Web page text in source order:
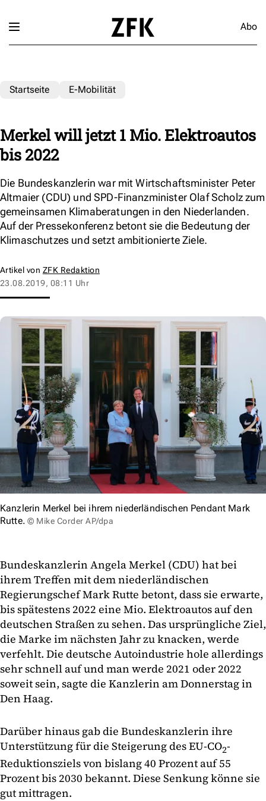
Abo
Startseite E-Mobilität
Merkel will jetzt 1 Mio. Elektroautos
bis 2022
Die Bundeskanzlerin war mit Wirtschaftsminister Peter
Altmaier (CDU) und SPD-Finanzminister Olaf Scholz zum
gemeinsamen Klimaberatungen in den Niederlanden.
Auf der Pressekonferenz betont sie die Bedeutung der
Klimaschutzes und setzt ambitionierte Ziele.
Artikel von ZFK Redaktion
23.08.2019, 08:11 Uhr
Kanzlerin Merkel bei ihrem niederländischen Pendant Mark
Rutte. © Mike Corder AP/dpa
Bundeskanzlerin Angela Merkel (CDU) hat bei
ihrem Treffen mit dem niederländischen
Regierungschef Mark Rutte betont, dass sie erwarte,
bis spätestens 2022 eine Mio. Elektroautos auf den
deutschen Straßen zu sehen. Das ursprüngliche Ziel,
die Marke im nächsten Jahr zu knacken, werde
verfehlt. Die deutsche Autoindustrie hole allerdings
sehr schnell auf und man werde 2021 oder 2022
soweit sein, sagte die Kanzlerin am Donnerstag in
Den Haag.
Darüber hinaus gab die Bundeskanzlerin ihre
Unterstützung für die Steigerung des EU-CO2-
Reduktionsziels von bislang 40 Prozent auf 55
Prozent bis 2030 bekannt. Diese Senkung könne sie
gut mittragen.